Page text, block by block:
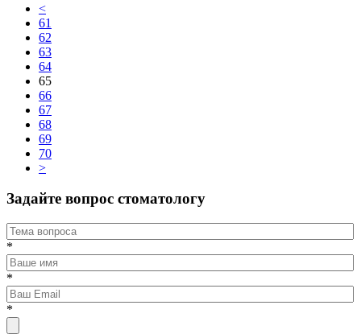
<
61
62
63
64
65
66
67
68
69
70
>
Задайте вопрос стоматологу
*
*
*